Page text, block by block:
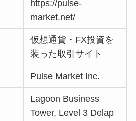
https://pulse-
market.net/
仮想通貨・FX投資を
装った取引サイト
Pulse Market Inc.
Lagoon Business
Tower, Level 3 Delap